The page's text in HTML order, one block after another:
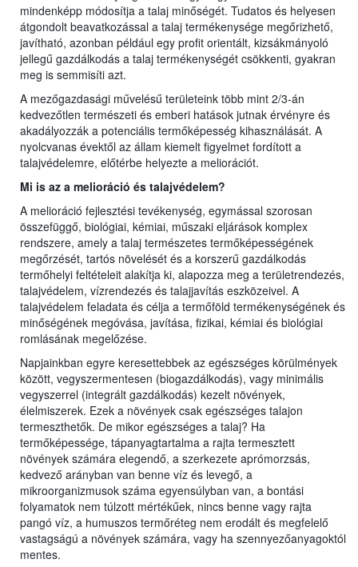
mindenképp módosítja a talaj minőségét. Tudatos és helyesen
átgondolt beavatkozással a talaj termékenysége megőrizhető,
javítható, azonban például egy profit orientált, kizsákmányoló
jellegű gazdálkodás a talaj termékenységét csökkenti, gyakran
meg is semmisíti azt.
A mezőgazdasági művelésű területeink több mint 2/3-án
kedvezőtlen természeti és emberi hatások jutnak érvényre és
akadályozzák a potenciális termőképesség kihasználását. A
nyolcvanas évektől az állam kiemelt figyelmet fordított a
talajvédelemre, előtérbe helyezte a meliorációt.
Mi is az a melioráció és talajvédelem?
A melioráció fejlesztési tevékenység, egymással szorosan
összefüggő, biológiai, kémiai, műszaki eljárások komplex
rendszere, amely a talaj természetes termőképességének
megőrzését, tartós növelését és a korszerű gazdálkodás
termőhelyi feltételeit alakítja ki, alapozza meg a területrendezés,
talajvédelem, vízrendezés és talajjavítás eszközeivel. A
talajvédelem feladata és célja a termőföld termékenységének és
minőségének megóvása, javítása, fizikai, kémiai és biológiai
romlásának megelőzése.
Napjainkban egyre keresettebbek az egészséges körülmények
között, vegyszermentesen (biogazdálkodás), vagy minimális
vegyszerrel (integrált gazdálkodás) kezelt növények,
élelmiszerek. Ezek a növények csak egészséges talajon
termeszthetők. De mikor egészséges a talaj? Ha
termőképessége, tápanyagtartalma a rajta termesztett
növények számára elegendő, a szerkezete aprómorzsás,
kedvező arányban van benne víz és levegő, a
mikroorganizmusok száma egyensúlyban van, a bontási
folyamatok nem túlzott mértékűek, nincs benne vagy rajta
pangó víz, a humuszos termőréteg nem erodált és megfelelő
vastagságú a növények számára, vagy ha szennyezőanyagoktól
mentes.